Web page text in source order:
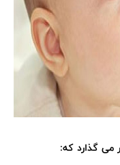
می گذارد که: